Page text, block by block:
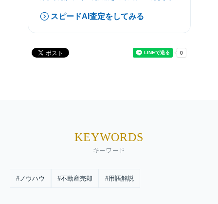
スピードAI査定をしてみる
KEYWORDS
キーワード
#ノウハウ #不動産売却 #用語解説